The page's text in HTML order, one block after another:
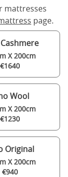
mattresses
page.
X 200cm
€1640
Wool
X 200cm
€1230
Original
X 200cm
€940